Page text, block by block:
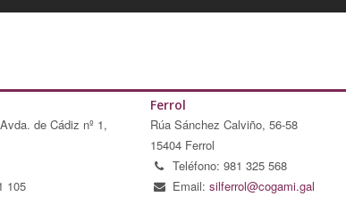
de Cádiz nº 1,
105
Ferrol
Rúa Sánchez Calviño, 56-58
15404 Ferrol
Teléfono: 981 325 568
Email: silferrol@cogami.gal